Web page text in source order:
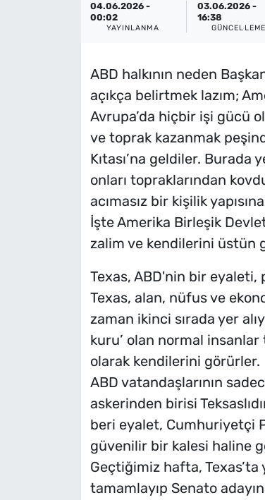
04.06.2026 -
00:02
YAYINLANMA
03.06.2026 -
16:38
GÜNCELLEME
ABD halkının neden
açıkça belirtmek lazım;
Avrupa’da hiçbir işi gücü
ve toprak kazanmak
Kıtası’na geldiler. Burada
onları topraklarından
acımasız bir kişilik
İşte Amerika Birleşik
zalim ve kendilerini üstün
Texas, ABD'nin bir eyaleti,
Texas, alan, nüfus ve
zaman ikinci sırada yer
kuru’ olan normal
olarak kendilerini görürler.
ABD vatandaşlarının
askerinden birisi
beri eyalet, Cumhuriyetçi
güvenilir bir kalesi haline
Geçtiğimiz hafta,
tamamlayıp Senato